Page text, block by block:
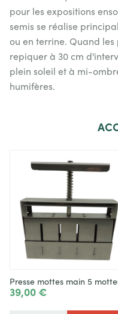
pour les expositions
semis se réalise
ou en terrine. Quand
repiquer à 30 cm
plein soleil et à mi-
humifères.
Presse mottes main 5
39,00 €